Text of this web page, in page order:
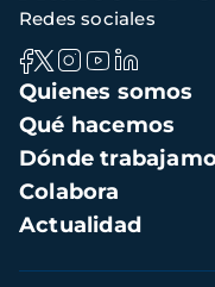
Navegación
principal
Quienes somos
Qué hacemos
Dónde
Colabora
Actualidad
Redes sociales